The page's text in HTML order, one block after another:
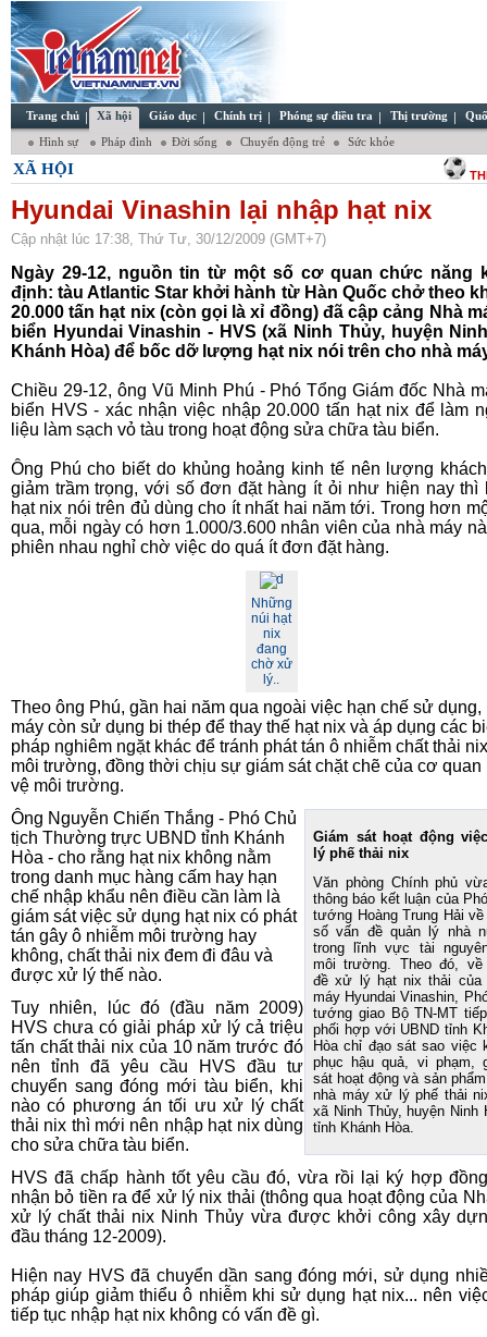
Trang chủ Xã hội Giáo dục Chính trị Phóng sự điều tra Thị trường
Hình sự Pháp đình Đời sống Chuyển động trẻ Sức khỏe
XÃ HỘI
Hyundai Vinashin lại nhập hạt nix
Cập nhật lúc 17:38, Thứ Tư, 30/12/2009 (GMT+7)
Ngày 29-12, nguồn tin từ một số cơ quan chức năng
định: tàu Atlantic Star khởi hành từ Hàn Quốc chở theo
20.000 tấn hạt nix (còn gọi là xỉ đồng) đã cập cảng Nhà
biển Hyundai Vinashin - HVS (xã Ninh Thủy, huyện
Khánh Hòa) để bốc dỡ lượng hạt nix nói trên cho nhà
Chiều 29-12, ông Vũ Minh Phú - Phó Tổng Giám đốc Nhà
biển HVS - xác nhận việc nhập 20.000 tấn hạt nix để làm
liệu làm sạch vỏ tàu trong hoạt động sửa chữa tàu biển.
Ông Phú cho biết do khủng hoảng kinh tế nên lượng
giảm trầm trọng, với số đơn đặt hàng ít ỏi như hiện nay thì
hạt nix nói trên đủ dùng cho ít nhất hai năm tới. Trong hơn
qua, mỗi ngày có hơn 1.000/3.600 nhân viên của nhà máy
phiên nhau nghỉ chờ việc do quá ít đơn đặt hàng.
Những
núi hạt
nix
đang
chờ xử
lý..
Theo ông Phú, gần hai năm qua ngoài việc hạn chế sử dụng,
máy còn sử dụng bi thép để thay thế hạt nix và áp dụng các
pháp nghiêm ngặt khác để tránh phát tán ô nhiễm chất thải
môi trường, đồng thời chịu sự giám sát chặt chẽ của cơ quan
vệ môi trường.
Giám sát hoạt động
lý phế thải nix
Văn phòng Chính phủ
thông báo kết luận của
tướng Hoàng Trung Hải
số vấn đề quản lý nhà
trong lĩnh vực tài
môi trường. Theo đó, về
đề xử lý hạt nix thải của
máy Hyundai Vinashin,
tướng giao Bộ TN-MT
phối hợp với UBND tỉnh
Hòa chỉ đạo sát sao việc
phục hậu quả, vi phạm,
sát hoạt động và sản
nhà máy xử lý phế thải
xã Ninh Thủy, huyện Ninh
tỉnh Khánh Hòa.
Ông Nguyễn Chiến Thắng - Phó Chủ
tịch Thường trực UBND tỉnh Khánh
Hòa - cho rằng hạt nix không nằm
trong danh mục hàng cấm hay hạn
chế nhập khẩu nên điều cần làm là
giám sát việc sử dụng hạt nix có phát
tán gây ô nhiễm môi trường hay
không, chất thải nix đem đi đâu và
được xử lý thế nào.
Tuy nhiên, lúc đó (đầu năm 2009)
HVS chưa có giải pháp xử lý cả triệu
tấn chất thải nix của 10 năm trước đó
nên tỉnh đã yêu cầu HVS đầu tư
chuyển sang đóng mới tàu biển, khi
nào có phương án tối ưu xử lý chất
thải nix thì mới nên nhập hạt nix dùng
cho sửa chữa tàu biển.
HVS đã chấp hành tốt yêu cầu đó, vừa rồi lại ký hợp
nhận bỏ tiền ra để xử lý nix thải (thông qua hoạt động của
xử lý chất thải nix Ninh Thủy vừa được khởi công xây
đầu tháng 12-2009).
Hiện nay HVS đã chuyển dần sang đóng mới, sử dụng
pháp giúp giảm thiểu ô nhiễm khi sử dụng hạt nix... nên
tiếp tục nhập hạt nix không có vấn đề gì.